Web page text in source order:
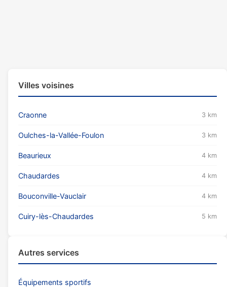
Villes voisines
Craonne 3 km
Oulches-la-Vallée-Foulon 3 km
Beaurieux 4 km
Chaudardes 4 km
Bouconville-Vauclair 4 km
Cuiry-lès-Chaudardes 5 km
Autres services
Équipements sportifs